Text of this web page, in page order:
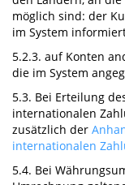
möglich sind: der
im System
5.2.3. auf Konten
die im System
5.3. Bei Erteilung
internationalen
zusätzlich der
internationalen
5.4. Bei